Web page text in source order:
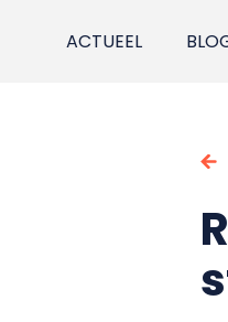
ACTUEEL